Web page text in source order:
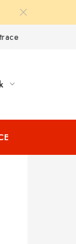
oblečení